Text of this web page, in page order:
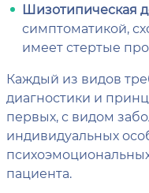
Шизотипическая
симптоматикой,
имеет стертые
Каждый из видов
диагностики и
первых, с видом
индивидуальных
пациента.